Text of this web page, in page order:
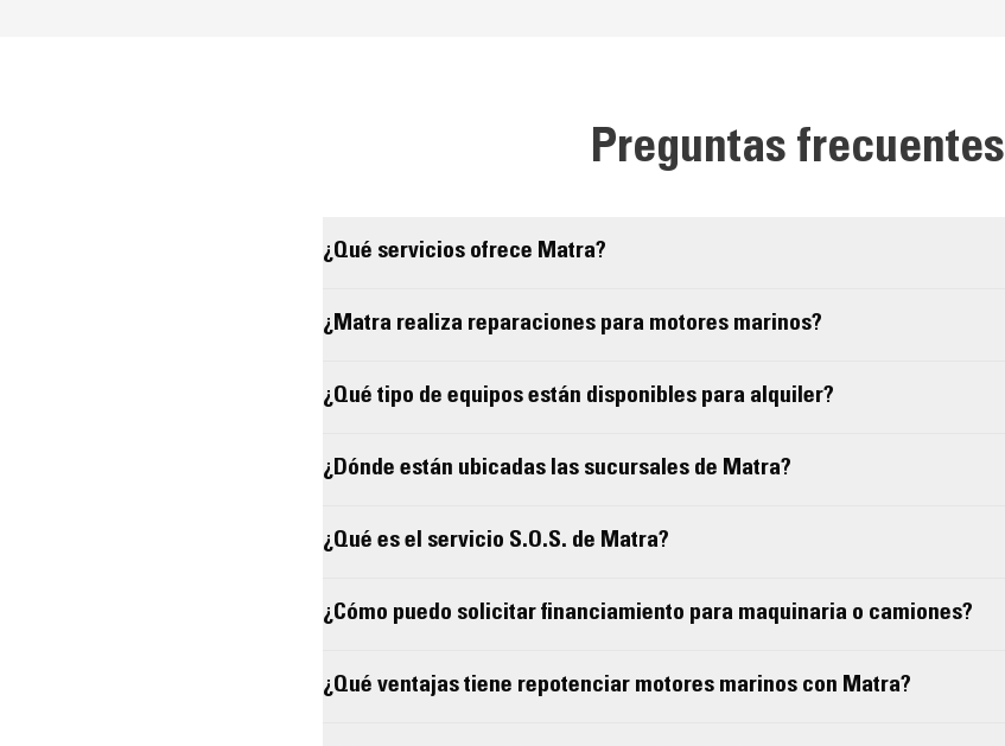
Preguntas frecuentes
¿Qué servicios ofrece Matra?
¿Matra realiza reparaciones para motores marinos?
¿Qué tipo de equipos están disponibles para alquiler?
¿Dónde están ubicadas las sucursales de Matra?
¿Qué es el servicio S.O.S. de Matra?
¿Cómo puedo solicitar financiamiento para maquinaria o camiones?
¿Qué ventajas tiene repotenciar motores marinos con Matra?